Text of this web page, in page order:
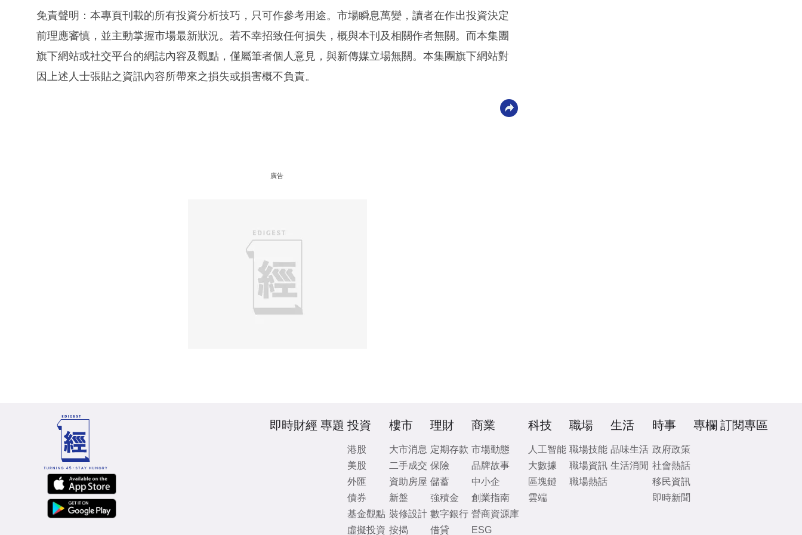
免責聲明：本專頁刊載的所有投資分析技巧，只可作參考用途。市場瞬息萬變，讀者在作出投資決定
前理應審慎，並主動掌握市場最新狀況。若不幸招致任何損失，概與本刊及相關作者無關。而本集團
旗下網站或社交平台的網誌內容及觀點，僅屬筆者個人意見，與新傳媒立場無關。本集團旗下網站對
因上述人士張貼之資訊內容所帶來之損失或損害概不負責。
廣告
即時財經 專題 投資
港股
美股
外匯
債券
基金觀點
虛擬投資
樓市
大市消息
二手成交
資助房屋
新盤
裝修設計
按揭
理財
定期存款
保險
儲蓄
強積金
數字銀行
借貸
商業
市場動態
品牌故事
中小企
創業指南
營商資源庫
ESG
科技
人工智能
大數據
區塊鏈
雲端
職場
職場技能
職場資訊
職場熱話
生活
品味生活
生活消閒
時事
政府政策
社會熱話
移民資訊
即時新聞
專欄 訂閱專區